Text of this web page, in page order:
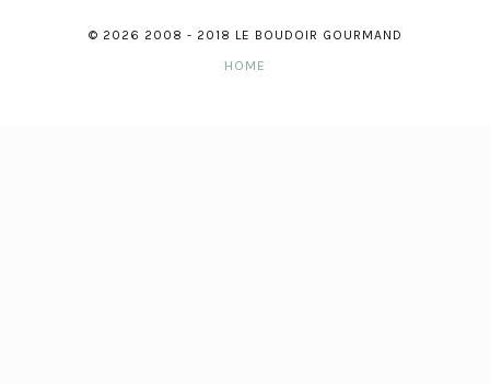
© 2026 2008 - 2018 LE BOUDOIR GOURMAND
HOME